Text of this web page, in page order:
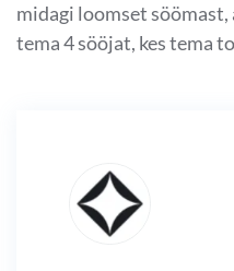
midagi loomset söömast,
tema 4 sööjat, kes tema